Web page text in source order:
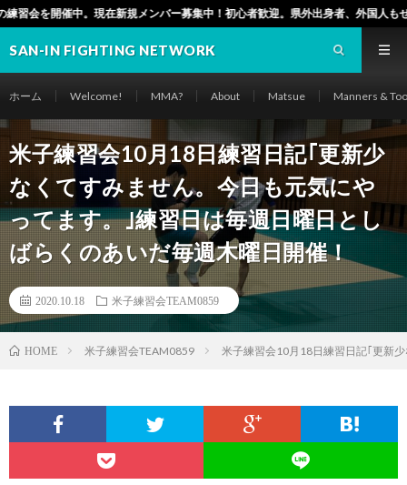
規メンバー募集中！初心者歓迎。県外出身者、外国人もぜひ！（松江市でも
SAN-IN FIGHTING NETWORK
ホーム Welcome! MMA? About Matsue Manners &
米子練習会10月18日練習日記｢更新少
なくてすみません。今日も元気にや
ってます。｣練習日は毎週日曜日とし
ばらくのあいだ毎週木曜日開催！
2020.10.18 米子練習会TEAM0859
HOME 米子練習会TEAM0859 米子練習会10月18日練習日記｢更新